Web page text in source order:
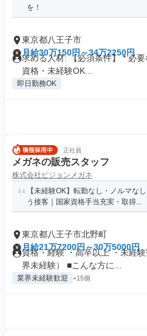
を！
東京都八王子市
月給30万150円～34万2250円
求める人材: 【必須条件】 * 必
資格・未経験OK...
即日勤務OK
正社員
メガネの販売スタッフ
株式会社ビジョンメガネ
【未経験OK】転勤なし・ノルマな
う接客｜国家資格手当充実・取得...
東京都八王子市北野町
月給21万7200円～30万5000円
資格・経験 ・高卒以上 ・未経
界未経験） ■こんな方に...
業界未経験歓迎 +15個